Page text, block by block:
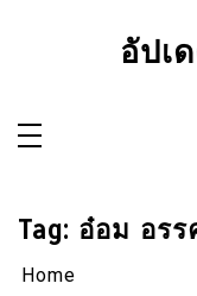
อัปเ
Tag: อ๋อม อร
Home